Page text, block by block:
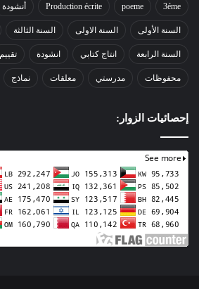
3éme
poeme
Production écrite أنشودة
السنة الأولى السنة الاولى السنة الثالثة
السنة الرابعة انتاج كتابي انشودة تقييم
محفوظات مدرستي معلقات نماذج
إحصائيات الزوار: